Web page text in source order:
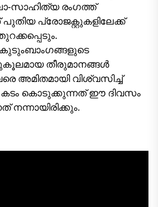
സാഹിത്യ രംഗത്ത്
പ്രോജക്റ്റുകളിലേക്ക്
തീരുമാനങ്ങൾ
അമിതമായി വിശ്വസിച്ച്
കൊടുക്കുന്നത് ഈ ദിവസം
നന്നായിരിക്കും.